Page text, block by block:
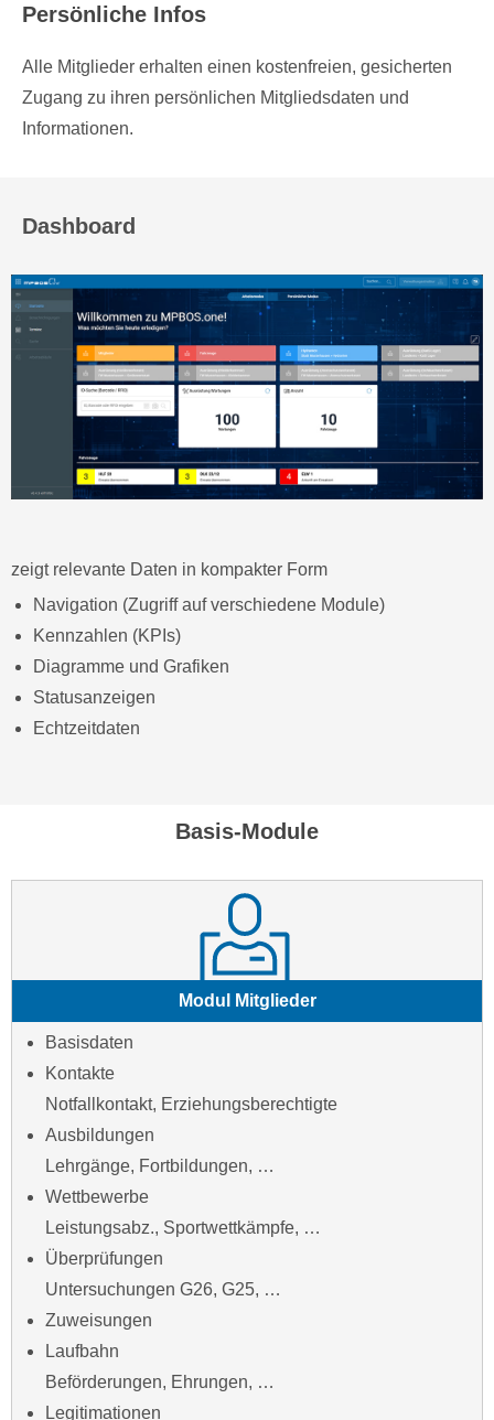
Persönliche Infos
Alle Mitglieder erhalten einen kostenfreien, gesicherten
Zugang zu ihren persönlichen Mitgliedsdaten und
Informationen.
Dashboard
zeigt relevante Daten in kompakter Form
Navigation (Zugriff auf verschiedene Module)
Kennzahlen (KPIs)
Diagramme und Grafiken
Statusanzeigen
Echtzeitdaten
Basis-Module
Modul Mitglieder
Basisdaten
Kontakte
Notfallkontakt, Erziehungsberechtigte
Ausbildungen
Lehrgänge, Fortbildungen, …
Wettbewerbe
Leistungsabz., Sportwettkämpfe, …
Überprüfungen
Untersuchungen G26, G25, …
Zuweisungen
Laufbahn
Beförderungen, Ehrungen, …
Legitimationen